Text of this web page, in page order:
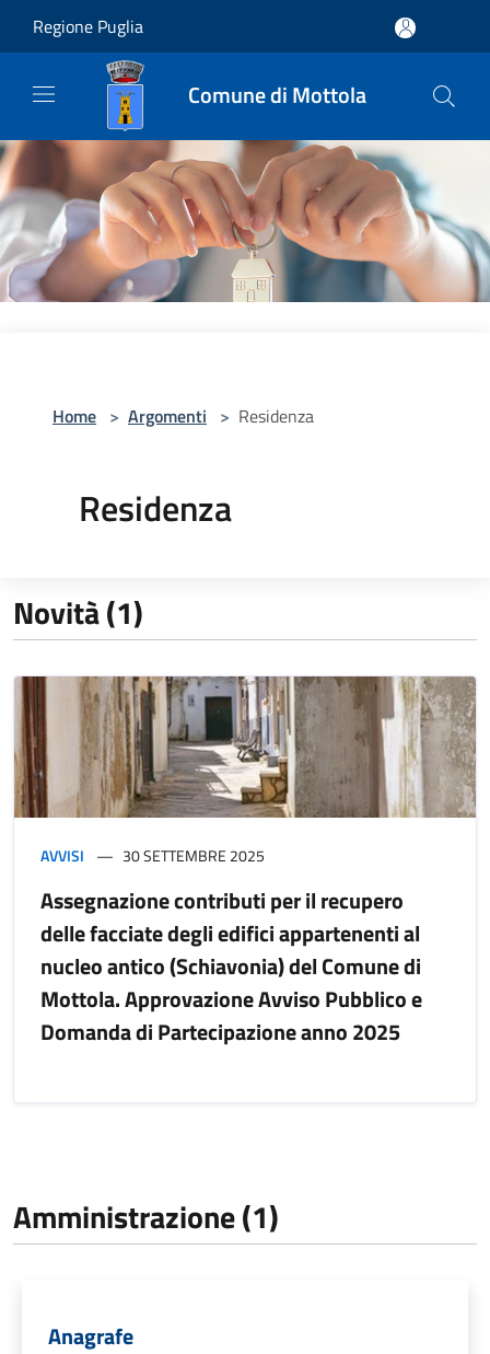
Regione Puglia
Comune di Mottola
Home > Argomenti > Residenza
Residenza
Novità (1)
AVVISI 30 SETTEMBRE 2025
Assegnazione contributi per il recupero
delle facciate degli edifici appartenenti al
nucleo antico (Schiavonia) del Comune di
Mottola. Approvazione Avviso Pubblico e
Domanda di Partecipazione anno 2025
Amministrazione (1)
Anagrafe